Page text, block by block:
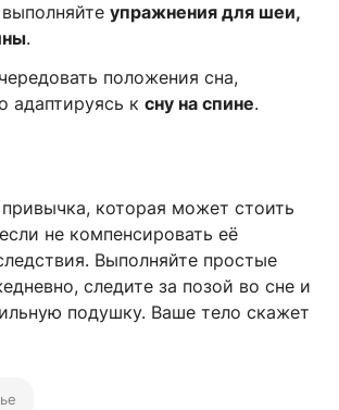
упражнения для шеи,
.
положения сна,
адаптируясь к сну на спине.
которая может стоить
не компенсировать её
Выполняйте простые
следите за позой во сне и
подушку. Ваше тело скажет